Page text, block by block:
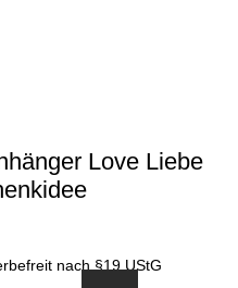
Love Liebe
nach §19 UStG